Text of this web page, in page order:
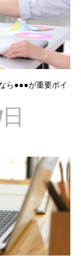
ら●●●が重要ポイ